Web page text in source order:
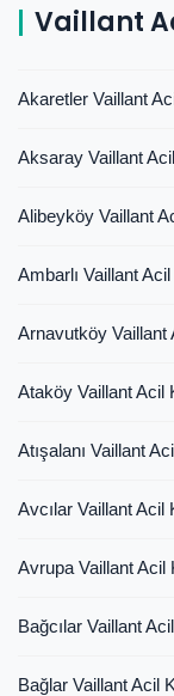
Vaillant
Akaretler Vaillant
Aksaray Vaillant
Alibeyköy Vaillant
Ambarlı Vaillant
Arnavutköy Vaillant
Ataköy Vaillant Acil
Atışalanı Vaillant
Avcılar Vaillant Acil
Avrupa Vaillant Acil
Bağcılar Vaillant
Bağlar Vaillant Acil